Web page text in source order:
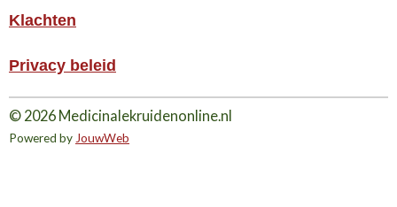
Klachten
Privacy beleid
© 2026 Medicinalekruidenonline.nl
Powered byJouwWeb